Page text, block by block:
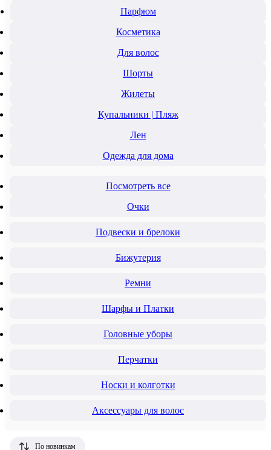
Парфюм
Косметика
Для волос
Шорты
Жилеты
Купальники | Пляж
Лен
Одежда для дома
Посмотреть все
Очки
Подвески и брелоки
Бижутерия
Ремни
Шарфы и Платки
Головные уборы
Перчатки
Носки и колготки
Аксессуары для волос
По новинкам